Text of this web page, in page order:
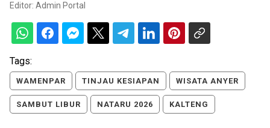
Editor: Admin Portal
Tags:
WAMENPAR TINJAU KESIAPAN WISATA ANYER
SAMBUT LIBUR NATARU 2026 KALTENG